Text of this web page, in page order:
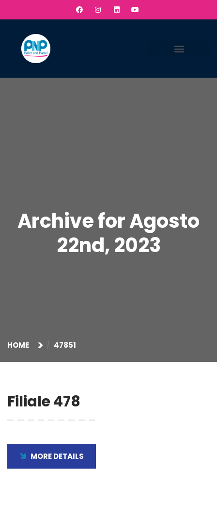
Archive for Agosto
22nd, 2023
HOME 47851
Filiale 478
MORE DETAILS